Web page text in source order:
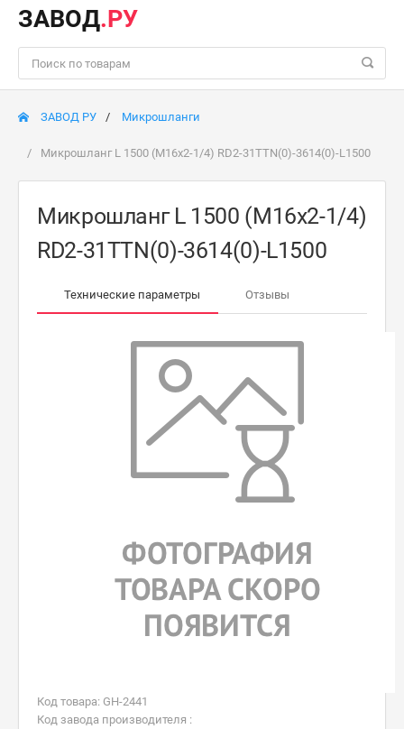
ЗАВОД.РУ
ЗАВОД РУ Микрошланги
Микрошланг L 1500 (М16х2-1/4) RD2-31TTN(0)-3614(0)-L1500
Микрошланг L 1500 (М16х2-1/4)
RD2-31TTN(0)-3614(0)-L1500
Технические параметры Отзывы
Код товара: GH-2441
Код завода производителя :